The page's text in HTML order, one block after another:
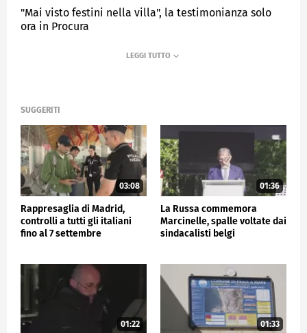
"Mai visto festini nella villa", la testimonianza solo
ora in Procura
SUGGERITI
03:08
Rappresaglia di Madrid,
controlli a tutti gli italiani
fino al 7 settembre
01:36
La Russa commemora
Marcinelle, spalle voltate dai
sindacalisti belgi
01:22 01:33